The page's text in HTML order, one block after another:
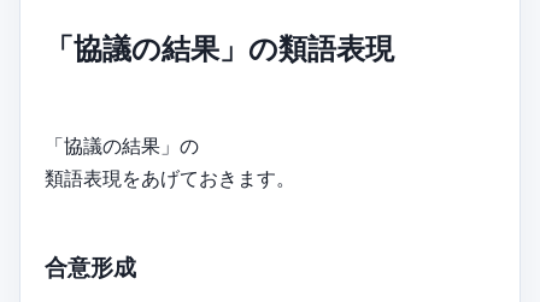
「協議の結果」の類語表現
「協議の結果」の
類語表現をあげておきます。
合意形成